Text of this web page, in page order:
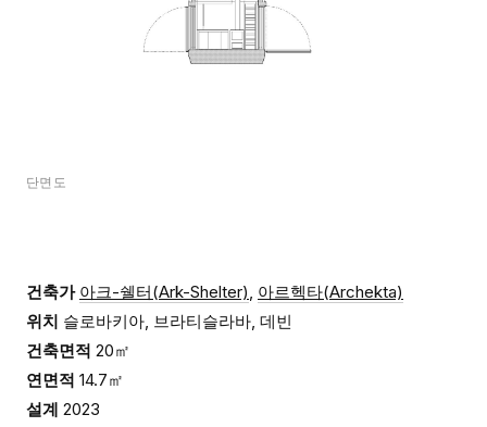
단면도
건축가 아크-쉘터(Ark-Shelter), 아르헥타(Archekta)
위치 슬로바키아, 브라티슬라바, 데빈
건축면적 20㎡
연면적 14.7㎡
설계 2023